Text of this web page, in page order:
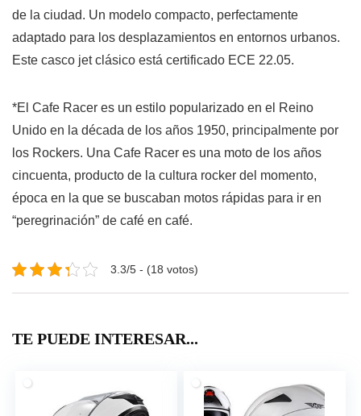
de la ciudad. Un modelo compacto, perfectamente
adaptado para los desplazamientos en entornos urbanos.
Este casco jet clásico está certificado ECE 22.05.
*El Cafe Racer es un estilo popularizado en el Reino
Unido en la década de los años 1950, principalmente por
los Rockers. Una Cafe Racer es una moto de los años
cincuenta, producto de la cultura rocker del momento,
época en la que se buscaban motos rápidas para ir en
“peregrinación” de café en café.
3.3/5 - (18 votos)
TE PUEDE INTERESAR...